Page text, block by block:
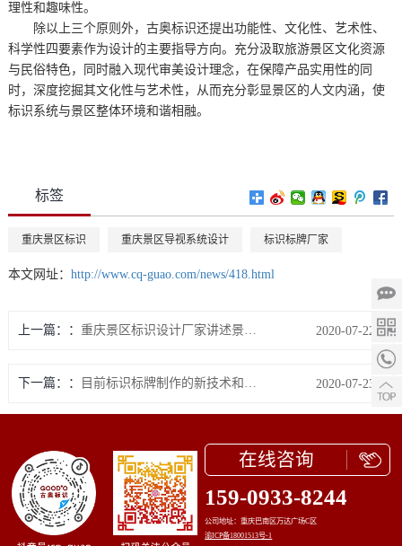
理性和趣味性。
除以上三个原则外，古奥标识还提出功能性、文化性、艺术性、
科学性四要素作为设计的主要指导方向。充分汲取旅游景区文化资源
与民俗特色，同时融入现代审美设计理念，在保障产品实用性的同
时，深度挖掘其文化性与艺术性，从而充分彰显景区的人文内涵，使
标识系统与景区整体环境和谐相融。
标签
重庆景区标识 重庆景区导视系统设计 标识标牌厂家
本文网址： http://www.cq-guao.com/news/418.html
上一篇： 重庆景区标识设计厂家讲述景区创A需要注意哪些方面的问题 2020-07-22
下一篇： 目前标识标牌制作的新技术和新工艺会从什么方向发展 2020-07-23
在线咨询
159-0933-8244
公司地址：重庆巴南区万达广场C区
渝ICP备18001513号-1